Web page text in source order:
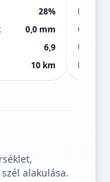
28%
0,0 mm
6,9
10 km
UV
Látótáv
alakulása.